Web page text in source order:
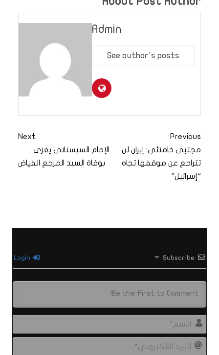
Admin
See author's posts
Previous
مجتبى خامنئي: إيران لن
تتراجع عن موقفها تجاه
“إسرائيل”
Next
الإمام السيستاني يعزي
بوفاة السيد المرجع الفياض
Subscribe